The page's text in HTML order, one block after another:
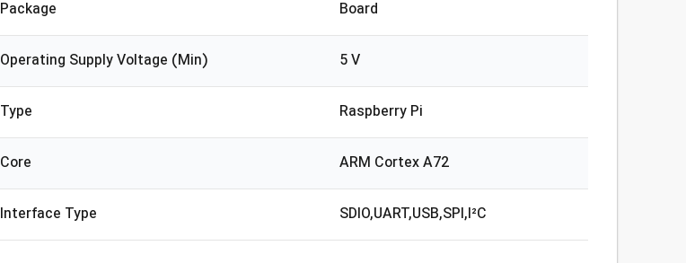
Package Board
Operating Supply Voltage (Min) 5 V
Type Raspberry Pi
Core ARM Cortex A72
Interface Type SDIO,UART,USB,SPI,I²C